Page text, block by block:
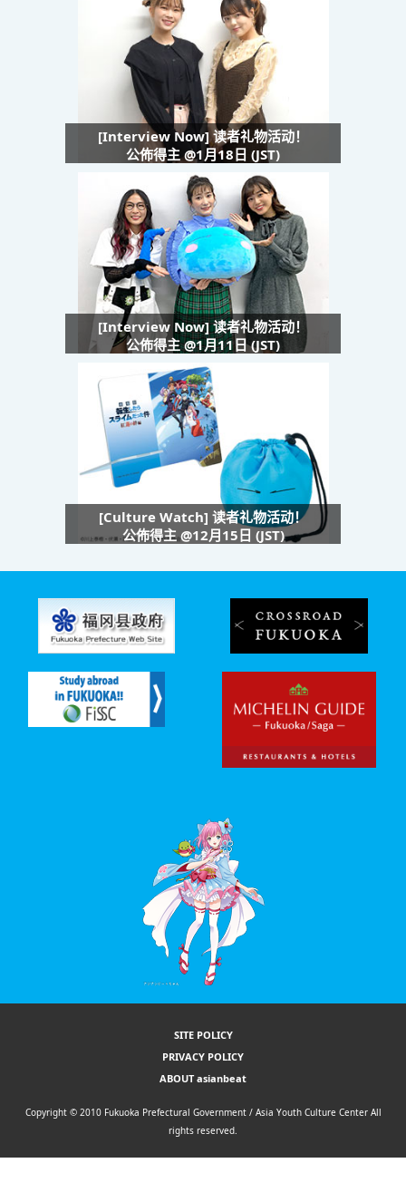
[Interview Now] 读者礼物活动！
公佈得主 @1月18日 (JST)
[Interview Now] 读者礼物活动！
公佈得主 @1月11日 (JST)
[Culture Watch] 读者礼物活动！
公佈得主 @12月15日 (JST)
SITE POLICY
PRIVACY POLICY
ABOUT asianbeat
Copyright © 2010 Fukuoka Prefectural Government / Asia Youth Culture Center All
rights reserved.